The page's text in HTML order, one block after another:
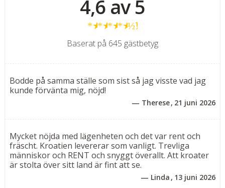
Marija har man tillgång till
Hotell Pasturas
och även den vackra klapperstensstranden utanför
Bekväma och funktionella tvårumslägenheter – 40 m²
Trivsamma och välplanerade tvårumslägenheter med
balkong – ett utmärkt val för par eller mindre familjer.
Varje lägenhet består av ett separat sovrum med
en bäddsoffa/extrasäng (140x200 cm), som passar för 1
vuxen eller 1–2 barn upp till 15 år.
Lägenheterna är utrustade med allt du behöver för en
4,6 av 5
★★★★ ½
Baserat på 645 gästbetyg
Bodde på samma ställe som sist så jag visste vad jag
kunde förvänta mig, nöjd!
Therese 21 juni 2026
Mycket nöjda med lägenheten och det var rent och
fräscht. Kroatien levererar som vanligt. Trevliga
människor och RENT och snyggt överallt. Att kroater
är stolta över sitt land är fint att se.
Linda 13 juni 2026